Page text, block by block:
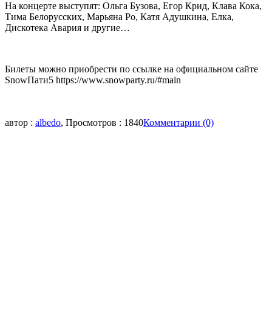
На концерте выступят: Ольга Бузова, Егор Крид, Клава Кока,
Тима Белорусских, Марьяна Ро, Катя Адушкина, Елка,
Дискотека Авария и другие…
Билеты можно приобрести по ссылке на официальном сайте
SnowПати5 https://www.snowparty.ru/#main
автор : albedo, Просмотров : 1840Комментарии (0)